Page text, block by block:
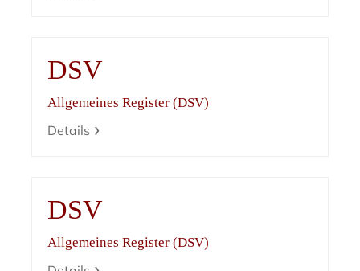
DSV
Allgemeines Register (DSV)
Details
DSV
Allgemeines Register (DSV)